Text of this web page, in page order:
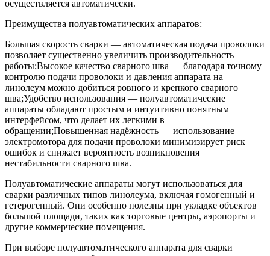
осуществляется автоматически.
Преимущества полуавтоматических аппаратов:
Большая скорость сварки — автоматическая подача проволоки
позволяет существенно увеличить производительность
работы;Высокое качество сварного шва — благодаря точному
контролю подачи проволоки и давления аппарата на
линолеум можно добиться ровного и крепкого сварного
шва;Удобство использования — полуавтоматические
аппараты обладают простым и интуитивно понятным
интерфейсом, что делает их легкими в
обращении;Повышенная надёжность — использование
электромотора для подачи проволоки минимизирует риск
ошибок и снижает вероятность возникновения
нестабильности сварного шва.
Полуавтоматические аппараты могут использоваться для
сварки различных типов линолеума, включая гомогенный и
гетерогенный. Они особенно полезны при укладке объектов
большой площади, таких как торговые центры, аэропорты и
другие коммерческие помещения.
При выборе полуавтоматического аппарата для сварки